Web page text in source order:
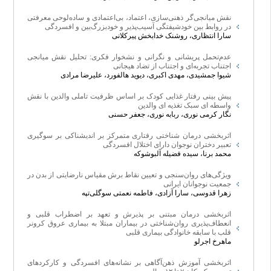
نگارش مقاله) ارسال گردد.
۲. در ارتباط با عنوان، درخصوص اعضای هیئت علمی از عناوین استاد، دانشیار،
کارشناسی ارشد (MS، MA) و کارشناسی (BS، BA) استفاده شود.
می­گردد و هیچ ارزش مرتبه و درجه­ای نخواهد داشت).
نام دانشگاه و محل کار ذکر گردد.
درج قدردانی از حامی یا تامین کننده اعتبار پژوهش (در صورت وجود) در
مقاله، قبل از منابع الزامی می باشدو در صورتی که مقاله فاقد حامی و تامین
کننده مالی است،‌ذکر شود.
تمام مقالات ارسالی به این مجله که شامل تحقیقات بر روی انسان‌ها یا
داده‌های حساس می‌شوند، باید دارای تأییدیه رسمی از کمیته اخلاق باشند.
نویسندگان موظف‌اند:
نقش میانجی‌گر ذهنی‌سازی، اعتماد، بی‌اعتمادی و ساده‌لوحی معرفتی
در روابط بین خودشیفتگی آسیب‌پذیر و خودبزرگ‌بین و افسردگی
سارا انتظاری، روشنک خدابخش پیرکلانی
عدم‌تحمل پریشانی و نگرانی و نشخوار فکری: تحلیل نقش میانجی
اجتناب تجربه‌ای و اجتناب از تضاد هیجانی
شیوا جمشیدی، مهدی اکبری، دیوید هالفورد، علیرضا مرادی
پیش بینی رفتار غذایی کودک بر اساس ظرفیت تاملی والدین با نقش
واسطه ای سبک تغذیه ای والدین
نگار کرمی نوری، ربابه نوری، جعفر حسنی
اثربخشی درمان شناختی رفتاری متمرکز بر اندیشناکی بر سوگیری
تعبیر دختران نوجوان دارای اختلال افسردگی
محمد برنا، سیده فضیله آلبوشوکه
ویژگی‌های روان‌سنجی و تعیین نقاط برش مقیاس نارضایتی از بدن در
جمعیت نوجوانان ایرانی
زهرا قدوسی، سارا آزادی، فاطمه نعمتی سوگلی‌تپه
اثربخشی درمان مبتنی بر پذیرش و تعهد بر اضطراب قلبی و
انعطاف‌پذیری روان‌شناختی در بیماران مبتلا به بیماری عروق کرونر
قلب با سابقه خانوادگی بیماری قلبی
ماهرخ اجرلو
اثربخشی آموزش ذهن‌آگاهی بر نشانه‌های افسردگی و کارکردهای